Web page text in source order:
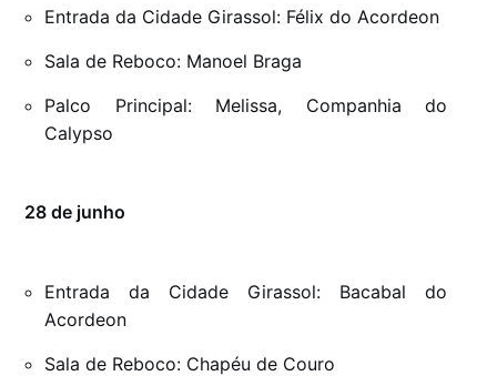
Entrada da Cidade Girassol: Félix do Acordeon
Sala de Reboco: Manoel Braga
Palco Principal: Melissa, Companhia do
Calypso
28 de junho
Entrada da Cidade Girassol: Bacabal do
Acordeon
Sala de Reboco: Chapéu de Couro